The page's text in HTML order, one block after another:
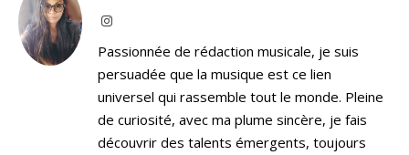
Instagram
Passionnée de rédaction musicale, je suis
persuadée que la musique est ce lien
universel qui rassemble tout le monde. Pleine
de curiosité, avec ma plume sincère, je fais
découvrir des talents émergents, toujours